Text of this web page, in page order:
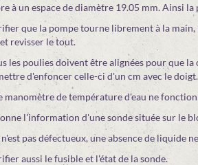
à un espace de diamètre 19.05 mm. Ainsi
que la pompe tourne librement à la
revisser le tout.
les poulies doivent être alignées pour que
d'enfoncer celle-ci d'un cm avec le doigt.
manomètre de température d'eau ne
l'information d'une sonde située sur le
pas défectueux, une absence de liquide
aussi le fusible et l'état de la sonde.